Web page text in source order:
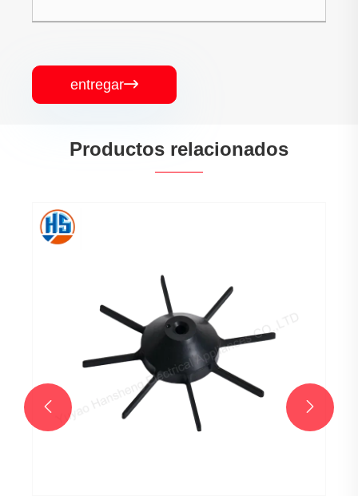
entregar
Productos relacionados
 